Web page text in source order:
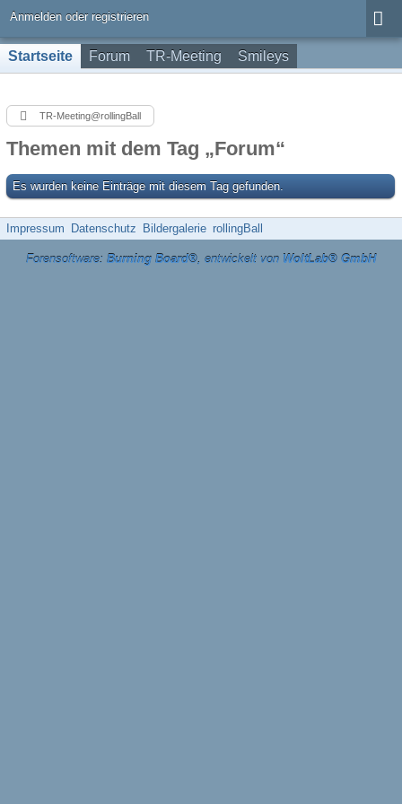
Anmelden oder registrieren
Startseite Forum TR-Meeting Smileys
TR-Meeting@rollingBall
Themen mit dem Tag „Forum“
Es wurden keine Einträge mit diesem Tag gefunden.
Impressum Datenschutz Bildergalerie rollingBall
Forensoftware: Burning Board®, entwickelt von WoltLab® GmbH